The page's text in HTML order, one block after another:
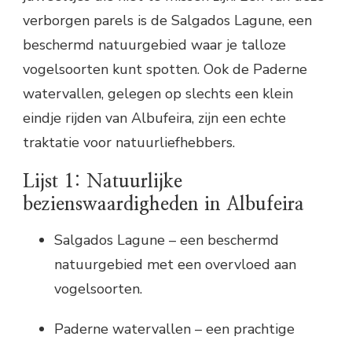
verborgen parels is de Salgados Lagune, een
beschermd natuurgebied waar je talloze
vogelsoorten kunt spotten. Ook de Paderne
watervallen, gelegen op slechts een klein
eindje rijden van Albufeira, zijn een echte
traktatie voor natuurliefhebbers.
Lijst 1: Natuurlijke
bezienswaardigheden in Albufeira
Salgados Lagune – een beschermd
natuurgebied met een overvloed aan
vogelsoorten.
Paderne watervallen – een prachtige